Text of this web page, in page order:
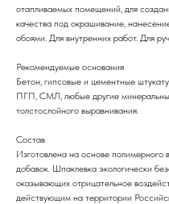
отапливаемых помещений, для
качества под окрашивание,
обоями. Для внутренних работ. Для
Рекомендуемые основания
Бетон, гипсовые и цементные
ПГП, СМЛ, любые другие
толстослойного выравнивания.
Состав
Изготовлена на основе
добавок. Шпаклевка экологически
оказывающих отрицательное
действующим на территории